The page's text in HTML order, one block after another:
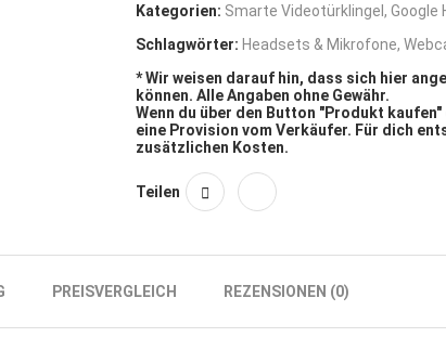
Kategorien: Smarte Videotürklingel , Google
Schlagwörter: Headsets & Mikrofone,
* Wir weisen darauf hin, dass sich hier
können. Alle Angaben ohne Gewähr.
Wenn du über den Button "Produkt
eine Provision vom Verkäufer. Für dich
zusätzlichen Kosten.
Teilen
PREISVERGLEICH REZENSIONEN (0)